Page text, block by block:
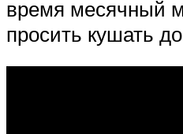
время месячный
просить кушать